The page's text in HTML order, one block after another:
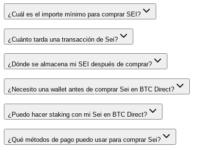
¿Cuál es el importe mínimo para comprar SEI?
¿Cuánto tarda una transacción de Sei?
¿Dónde se almacena mi SEI después de comprar?
¿Necesito una wallet antes de comprar Sei en BTC Direct?
¿Puedo hacer staking con mi Sei en BTC Direct?
¿Qué métodos de pago puedo usar para comprar Sei?